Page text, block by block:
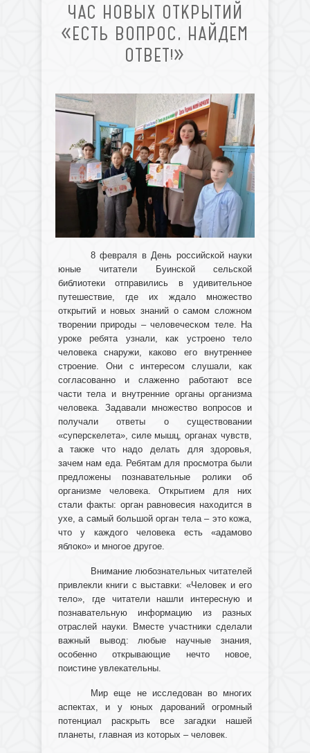
ЧАС НОВЫХ ОТКРЫТИЙ
«ЕСТЬ ВОПРОС, НАЙДЕМ
ОТВЕТ!»
8 февраля в День российской науки
юные читатели Буинской сельской
библиотеки отправились в удивительное
путешествие, где их ждало множество
открытий и новых знаний о самом сложном
творении природы – человеческом теле. На
уроке ребята узнали, как устроено тело
человека снаружи, каково его внутреннее
строение. Они с интересом слушали, как
согласованно и слаженно работают все
части тела и внутренние органы организма
человека. Задавали множество вопросов и
получали ответы о существовании
«суперскелета», силе мышц, органах чувств,
а также что надо делать для здоровья,
зачем нам еда. Ребятам для просмотра были
предложены познавательные ролики об
организме человека. Открытием для них
стали факты: орган равновесия находится в
ухе, а самый большой орган тела – это кожа,
что у каждого человека есть «адамово
яблоко» и многое другое.
Внимание любознательных читателей
привлекли книги с выставки: «Человек и его
тело», где читатели нашли интересную и
познавательную информацию из разных
отраслей науки.
Вместе участники сделали
важный вывод: любые научные знания,
особенно открывающие нечто новое,
поистине увлекательны.
Мир еще не исследован во многих
аспектах, и у юных дарований огромный
потенциал раскрыть все загадки нашей
планеты, главная из которых – человек.